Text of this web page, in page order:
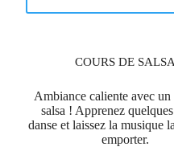
COURS DE SALSA
Ambiance caliente avec un
salsa ! Apprenez
danse et laissez la musique
emporter.